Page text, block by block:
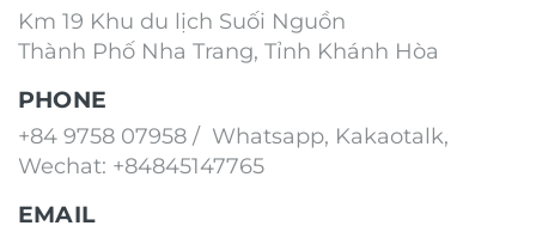
Km 19 Khu du lịch Suối Nguồn
Thành Phố Nha Trang, Tỉnh Khánh Hòa
PHONE
+84 9758 07958 / Whatsapp, Kakaotalk,
Wechat: +84845147765
EMAIL